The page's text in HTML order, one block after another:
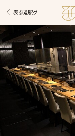
表参道駅グルメ